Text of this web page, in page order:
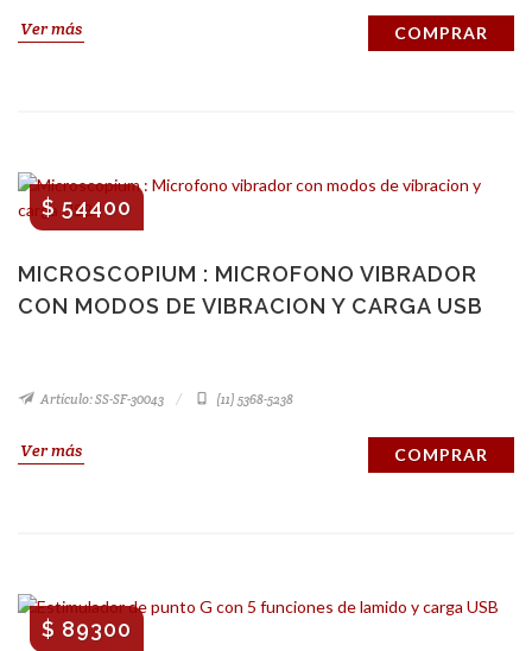
Ver más COMPRAR
MICROSCOPIUM : MICROFONO VIBRADOR
CON MODOS DE VIBRACION Y CARGA USB
$ 54400
Artículo: SS-SF-30043 (11) 5368-5238
Ver más COMPRAR
$ 89300